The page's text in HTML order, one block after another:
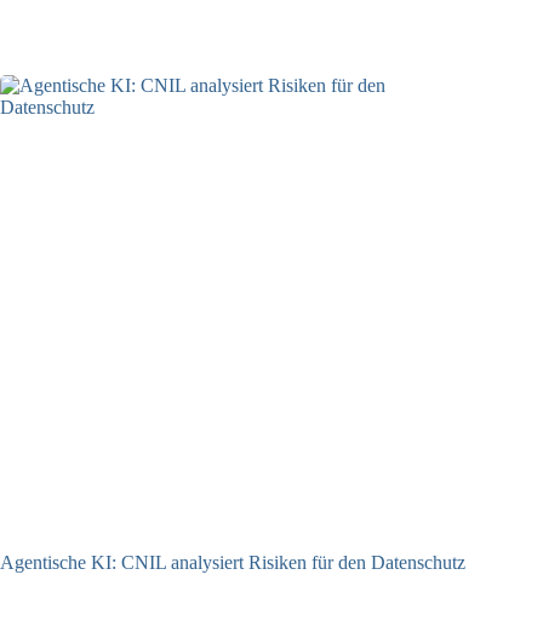
Agentische KI: CNIL analysiert Risiken für den Datenschutz